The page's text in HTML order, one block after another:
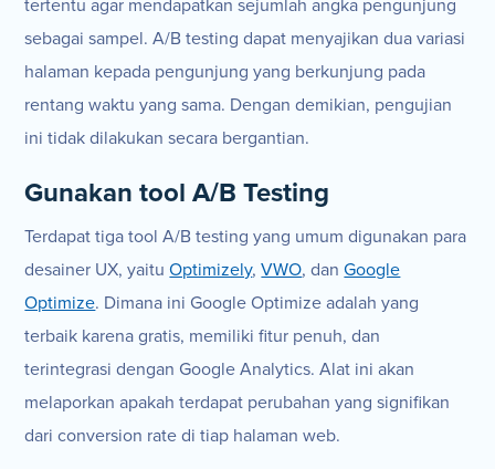
tertentu agar mendapatkan sejumlah angka pengunjung
sebagai sampel. A/B testing dapat menyajikan dua variasi
halaman kepada pengunjung yang berkunjung pada
rentang waktu yang sama. Dengan demikian, pengujian
ini tidak dilakukan secara bergantian.
Gunakan tool A/B Testing
Terdapat tiga tool A/B testing yang umum digunakan para
desainer UX, yaituOptimizely,VWO, danGoogle
Optimize. Dimana ini Google Optimize adalah yang
terbaik karena gratis, memiliki fitur penuh, dan
terintegrasi dengan Google Analytics. Alat ini akan
melaporkan apakah terdapat perubahan yang signifikan
dari conversion rate di tiap halaman web.